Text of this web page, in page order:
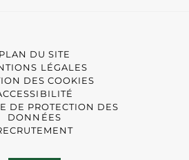
PLAN DU SITE
LÉGALES
DES COOKIES
DE PROTECTION DES
DONNÉES